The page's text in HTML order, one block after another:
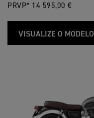
PRVP* 14 595,00 €
VISUALIZE O MODELO